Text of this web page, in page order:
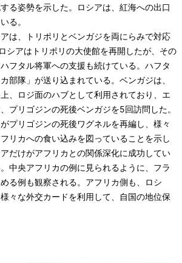
る姿勢を示した。ロシアは、紅海への出口
る。
は、トリポリとベンガジを両にらみで対応
シアはトリポリの大使館を再開したが、その
フタル将軍への支援も続けている。ハフタ
部隊」が送り込まれている。ベンガジは、
、ロジ面のハブとして利用されており、エ
プリゴジンの死後ベンガジを5回訪問した。
プリゴジンの死後ワグネルを再編し、様々
リカへの食い込みを図っていることを示し
だけがアフリカとの関係深化に成功してい
中央アフリカの例に見られるように、フラ
る例も観察される。アフリカ側も、ロシ
々な外交カードを利用して、自国の地位保